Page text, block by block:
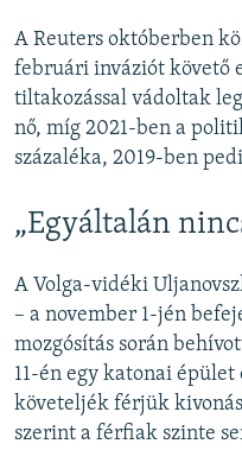
A Reuters októberben
februári inváziót követő
tiltakozással vádoltak
nő, míg 2021-ben a
százaléka, 2019-ben
„Egyáltalán
A Volga-vidéki
– a november 1-jén
mozgósítás során
11-én egy katonai
követeljék férjük
szerint a férfiak szinte